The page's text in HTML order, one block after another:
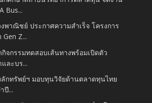
Bus...
พาณิชย์ ประกาศความสำเร็จ โครงการ
Gen Z...
จกรรมทดสอบเส้นทางพร้อมเปิดตัว
ละบร...
ลักทรัพย์ฯ มอบทุนวิจัยด้านตลาดทุนไทย
ปี...